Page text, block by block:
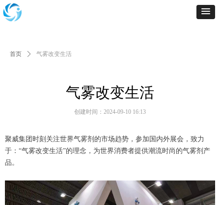
聚威集团时刻关注世界气雾剂的市场趋势，参加国内外展会，致力
于：“气雾改变生活”的理念，为世界消费者提供潮流时尚的气雾剂产
品。
首页 ꄲ 气雾改变生活
气雾改变生活
创建时间： 2024-09-10 16:13